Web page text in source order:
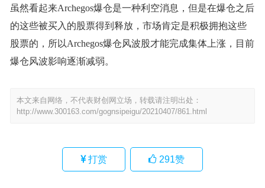
虽然看起来Archegos爆仓是一种利空消息，但是在爆仓之后
的这些被买入的股票得到释放，市场肯定是积极拥抱这些
股票的，所以Archegos爆仓风波股才能完成集体上涨，目前
爆仓风波影响逐渐减弱。
本文来自网络，不代表财创网立场，转载请注明出处：
http://www.300163.com/gognsipeigu/20210407/861.html
打赏 291赞